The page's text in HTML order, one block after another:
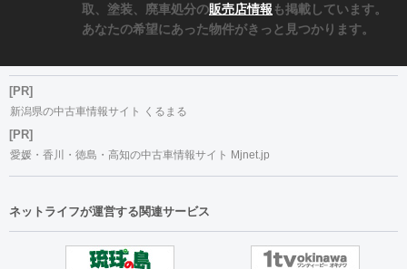
取、塗装、廃車処分の販売店情報 も掲載しています。
あなたの希望にあった物件がきっと見つかります。
[PR]
新潟県の中古車情報サイト くるまる
[PR]
愛媛・香川・徳島・高知の中古車情報サイト Mjnet.jp
ネットライフが運営する関連サービス